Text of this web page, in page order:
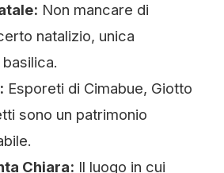
Non mancare di
natalizio, unica
Esporeti di Cimabue, Giotto
sono un patrimonio
Chiara: Il luogo in cui